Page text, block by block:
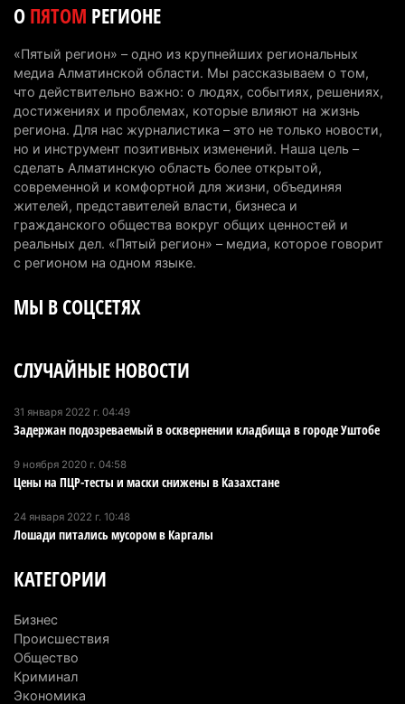
ОПЯТОМ РЕГИОНЕ
«Пятый регион» – одно из крупнейших региональных
медиа Алматинской области. Мы рассказываем о том,
что действительно важно: о людях, событиях, решениях,
достижениях и проблемах, которые влияют на жизнь
региона. Для нас журналистика – это не только новости,
но и инструмент позитивных изменений. Наша цель –
сделать Алматинскую область более открытой,
современной и комфортной для жизни, объединяя
жителей, представителей власти, бизнеса и
гражданского общества вокруг общих ценностей и
реальных дел. «Пятый регион» – медиа, которое говорит
с регионом на одном языке.
МЫ В СОЦСЕТЯХ
СЛУЧАЙНЫЕ НОВОСТИ
31 января 2022 г. 04:49
Задержан подозреваемый в осквернении кладбища в городе Уштобе
9 ноября 2020 г. 04:58
Цены на ПЦР-тесты и маски снижены в Казахстане
24 января 2022 г. 10:48
Лошади питались мусором в Каргалы
КАТЕГОРИИ
Бизнес
Происшествия
Общество
Криминал
Экономика